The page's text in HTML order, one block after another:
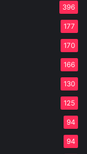
396
177
170
166
130
125
94
94